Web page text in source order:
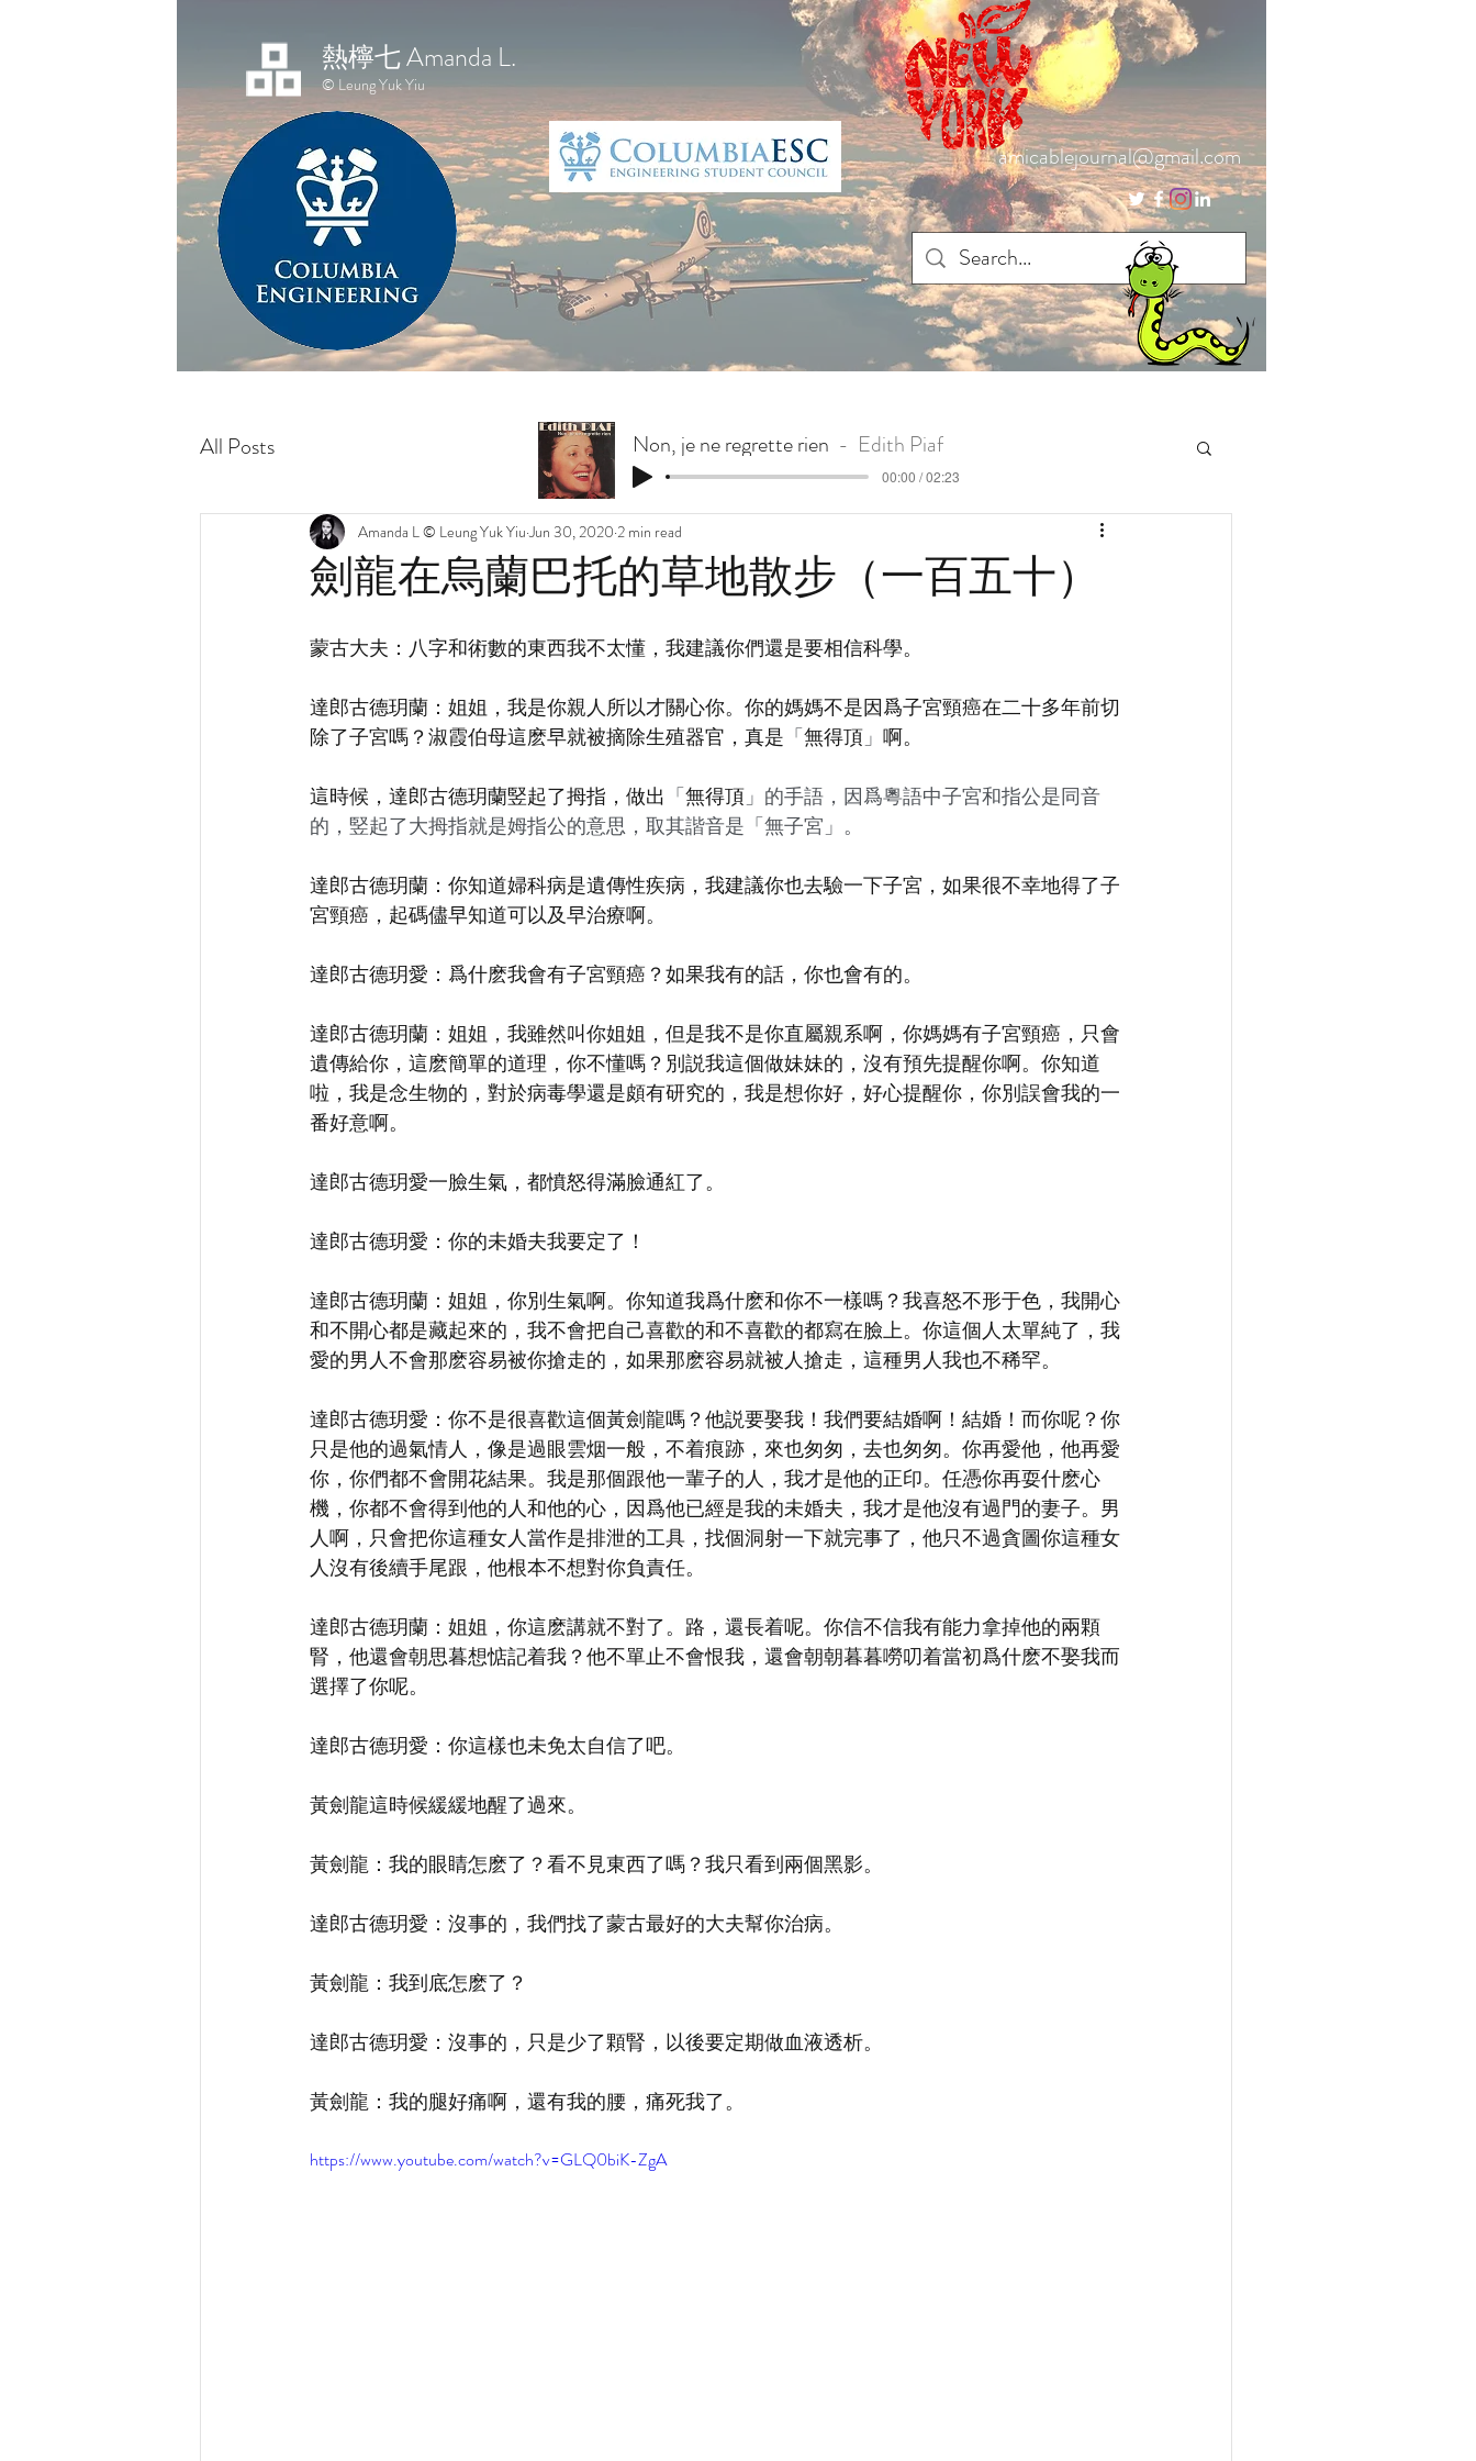
熱檸七 Amanda L.
© Leung Yuk Yiu
amicablejournal@gmail.com
All Posts
劍龍在烏蘭巴托的草地散步（一百五十）
Amanda L © Leung Yuk Yiu Jun 30, 2020 2 min read
蒙古大夫：八字和術數的東西我不太懂，我建議你們還是要相信科學。
達郎古德玥蘭：姐姐，我是你親人所以才關心你。你的媽媽不是因爲子宮頸癌在二十多年前切
除了子宮嗎？淑霞伯母這麽早就被摘除生殖器官，真是 「無得頂 」 啊。
這時候， 達郎古德玥蘭竪起了拇指，做出 「無得頂 」的手語，因爲粵語中子宮和指公是同音
的，竪起了大拇指就是姆指公的意思，取其諧音是「無子宮」。
達郎古德玥蘭： 你知道婦科病是遺傳性疾病，我建議你也去驗一下子宮，如果很不幸地得了子
宮頸癌，起碼儘早知道可以及早治療啊。
達郎古德玥愛：爲什麽我會有子宮頸癌？如果我有的話，你也會有的。
達郎古德玥蘭：姐姐，我雖然叫你姐姐，但是我不是你直屬親系啊，你媽媽有子宮頸癌，只會
遺傳給你，這麽簡單的道理，你不懂嗎？別説我這個做妹妹的，沒有預先提醒你啊。你知道
啦，我是念生物的，對於病毒學還是頗有研究的，我是想你好，好心提醒你，你別誤會我的一
番好意啊。
達郎古德玥愛一臉生氣，都憤怒得滿臉通紅了。
達郎古德玥愛：你的未婚夫我要定了！
達郎古德玥蘭：姐姐，你別生氣啊。你知道我爲什麽和你不一樣嗎？我喜怒不形于色，我開心
和不開心都是藏起來的，我不會把自己喜歡的和不喜歡的都寫在臉上。你這個人太單純了，我
愛的男人不會那麽容易被你搶走的，如果那麽容易就被人搶走，這種男人我也不稀罕。
達郎古德玥愛：你不是很喜歡這個黃劍龍嗎？他説要娶我！我們要結婚啊！結婚！而你呢？你
只是他的過氣情人，像是過眼雲烟一般，不着痕跡，來也匆匆，去也匆匆。你再愛他，他再愛
你，你們都不會開花結果。我是那個跟他一輩子的人，我才是他的正印。任憑你再耍什麽心
機，你都不會得到他的人和他的心，因爲他已經是我的未婚夫，我才是他沒有過門的妻子。男
人啊，只會把你這種女人當作是排泄的工具，找個洞射一下就完事了，他只不過貪圖你這種女
人沒有後續手尾跟，他根本不想對你負責任。
達郎古德玥蘭：姐姐，你這麽講就不對了。路，還長着呢。你信不信我有能力拿掉他的兩顆
腎，他還會朝思暮想惦記着我？他不單止不會恨我，還會朝朝暮暮嘮叨着當初爲什麽不娶我而
選擇了你呢。
達郎古德玥愛：你這樣也未免太自信了吧。
黃劍龍這時候緩緩地醒了過來。
黃劍龍：我的眼睛怎麽了？看不見東西了嗎？我只看到兩個黑影。
達郎古德玥愛：沒事的，我們找了蒙古最好的大夫幫你治病。
黃劍龍：我到底怎麽了？
達郎古德玥愛：沒事的，只是少了顆腎，以後要定期做血液透析。
黃劍龍：我的腿好痛啊，還有我的腰，痛死我了。
https://www.youtube.com/watch?v=GLQ0biK-ZgA
Non, je ne regrette rien Edith Piaf
00:00 / 02:23